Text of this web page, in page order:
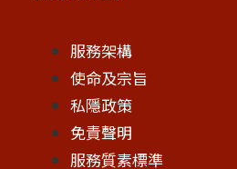
服務架構
使命及宗旨
私隱政策
免責聲明
服務質素標準